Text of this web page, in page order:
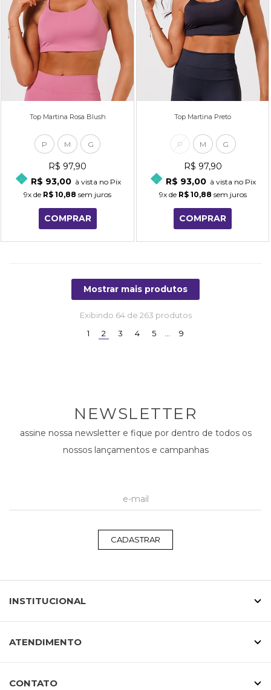
Top Martina Rosa Blush
P M G
R$ 97,90
R$ 93,00 à vista no Pix
9x de R$ 10,88 sem juros
COMPRAR
Top Martina Preto
P M G
R$ 97,90
R$ 93,00 à vista no Pix
9xde R$ 10,88 sem juros
COMPRAR
Mostrar mais produtos
Exibindo 64de 263 produtos
1
2 (current)
3 4 5 9
NEWSLETTER
assine nossa newsletter e fique por dentro de todos os
nossos lançamentos e campanhas
CADASTRAR
INSTITUCIONAL
ATENDIMENTO
CONTATO